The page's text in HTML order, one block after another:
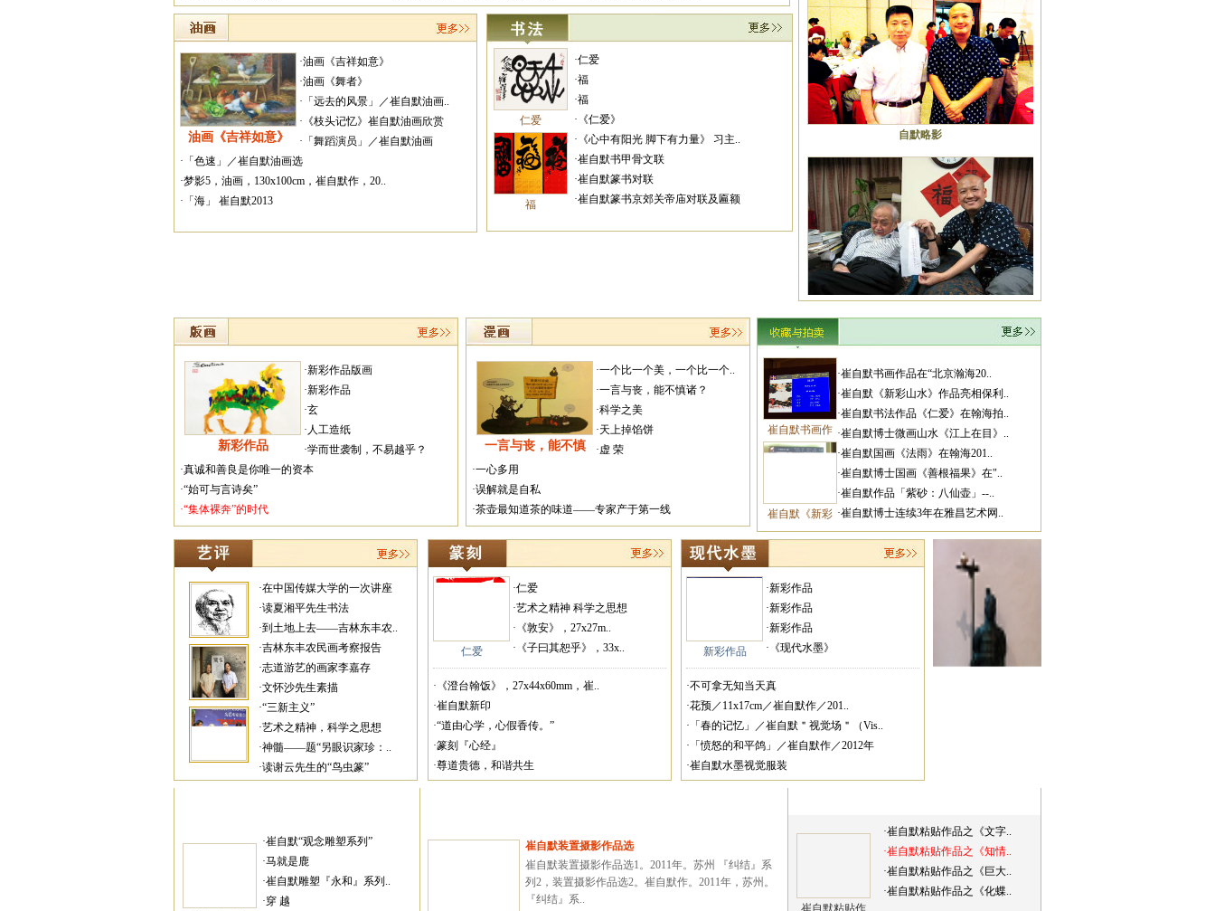
油画《吉祥如意》
·油画《吉祥如意》
·油画《舞者》
·「远去的风景」／崔自默油画..
·《枝头记忆》崔自默油画欣赏
·「舞蹈演员」／崔自默油画
·「色速」／崔自默油画选
·梦影5，油画，130x100cm，崔自默作，20..
·「海」 崔自默2013
仁爱
福
·仁爱
·福
·福
·《仁爱》
·《心中有阳光 脚下有力量》 习主..
·崔自默书甲骨文联
·崔自默篆书对联
·崔自默篆书京郊关帝庙对联及匾额
自默略影
赏析燕叟文怀沙先生大俗大雅的一幅对联
崔自默拜谒当代圣哲文怀沙先生
与其他学者(7)
新彩作品
·新彩作品版画
·新彩作品
·玄
·人工造纸
·学而世袭制，不易越乎？
·真诚和善良是你唯一的资本
·“始可与言诗矣”
·“集体裸奔”的时代
一言与丧，能不慎
·一个比一个美，一个比一个..
·一言与丧，能不慎诸？
·科学之美
·天上掉馅饼
·虚 荣
·一心多用
·误解就是自私
·茶壶最知道茶的味道——专家产于第一线
崔自默书画作
崔自默《新彩
·崔自默书画作品在“北京瀚海20..
·崔自默《新彩山水》作品亮相保利..
·崔自默书法作品《仁爱》在翰海拍..
·崔自默博士微画山水《江上在目》..
·崔自默国画《法雨》在翰海201..
·崔自默博士国画《善根福果》在"..
·崔自默作品「紫砂：八仙壶」--..
·崔自默博士连续3年在雅昌艺术网..
·在中国传媒大学的一次讲座
·读夏湘平先生书法
·到土地上去——吉林东丰农..
·吉林东丰农民画考察报告
·志道游艺的画家李嘉存
·文怀沙先生素描
·“三新主义”
·艺术之精神，科学之思想
·神髓——题“另眼识家珍：..
·读谢云先生的“鸟虫篆”
仁爱
·仁爱
·艺术之精神 科学之思想
·《敦安》，27x27m..
·《子曰其恕乎》，33x..
·《澄台翰饭》，27x44x60mm，崔..
·崔自默新印
·“道由心学，心假香传。”
·篆刻『心经』
·尊道贵德，和谐共生
新彩作品
·新彩作品
·新彩作品
·新彩作品
·《现代水墨》
·不可拿无知当天真
·花预／11x17cm／崔自默作／201..
·「春的记忆」／崔自默＂视觉场＂（Vis..
·「愤怒的和平鸽」／崔自默作／2012年
·崔自默水墨视觉服装
·崔自默“观念雕塑系列”
·马就是鹿
·崔自默雕塑『永和』系列..
·穿 越
崔自默装置摄影作品选
崔自默装置摄影作品选1。2011年。苏州 『纠结』系
列2，装置摄影作品选2。崔自默作。2011年，苏州。
『纠结』系..
崔自默粘贴作
·崔自默粘贴作品之《文字..
·崔自默粘贴作品之《知情..
·崔自默粘贴作品之《巨大..
·崔自默粘贴作品之《化蝶..